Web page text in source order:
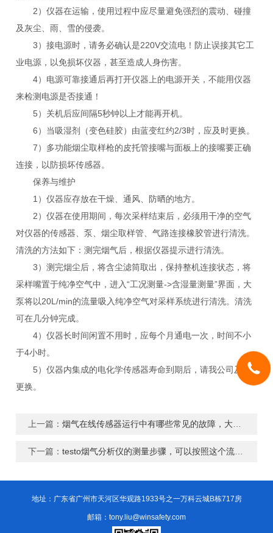
2）仪器在运输，使用过程中应尽量避免强烈的震动、碰撞
及灰尘、雨、雪的侵袭。
3）接电源时，请务必确认是220V交流电！防止误接其它工
业电源，以免损坏仪器，甚至造成人身伤害。
4）电源可靠接通后再打开仪器上的电源开关，不能用仪器
来检测电源是否接通！
5）关机后应间隔5秒钟以上才能再开机。
6）当吸湿剂（变色硅胶）由蓝变红约2/3时，应及时更换。
7）多功能烟尘取样枪的皮托管接嘴与面板上的接嘴要正确
连接，以防损坏传感器。
保养与维护
1）仪器应存放在干燥、通风、防晒的地方。
2）仪器在使用期间，每次采样结束后，必须用干净的空气
对仪器的传感器、泵、烟尘取样管、气路连接橡胶管进行清洗。
清洗的方法如下：测完烟气后，根据仪器提示进行清洗。
3）测完烟尘后，将含尘滤筒取出，保持整机连接状态，将
采样嘴置于纯净空气中，进入“工况测量->含湿量测量”界面，大
泵将以20L/min的流量吸入纯净空气对采样系统进行清洗。清洗
可在几分钟完成。
4）仪器长时间闲置不用时，应每个月通电一次，时间不小
于4小时。
5）仪器内集成的电化学传感器寿命到期后，请我公司及时
更换。
上一篇：烟气在线传感器运行中有哪些常见的故障，大致的有以下几种
下一篇：testo烟气分析仪的测量步骤，可以按照这个流程来操作
地址：广东省广州市天河区华观路1933号之一万科云城B栋717房
邮箱：tony.liu@winsafety.com